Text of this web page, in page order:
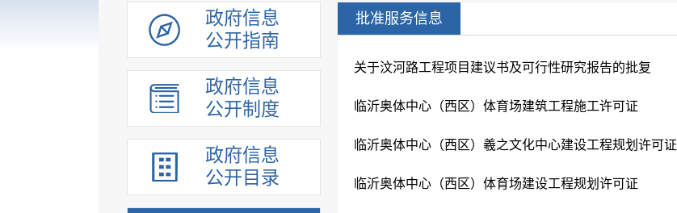
政府信息
公开指南
政府信息
公开制度
政府信息
公开目录
批准服务信息
关于汶河路工程项目建议书及可行性研究报告的批复
临沂奥体中心（西区）体育场建筑工程施工许可证
临沂奥体中心（西区）羲之文化中心建设工程规划许可证
临沂奥体中心（西区）体育场建设工程规划许可证